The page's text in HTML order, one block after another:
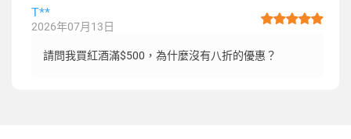
T**
2026年07月13日
請問我買紅酒滿$500，為什麼沒有八折的優惠？